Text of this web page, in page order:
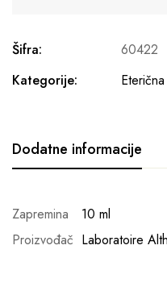
Šifra:
60422
Kategorije:
Dodatne informacije
Zapremina
10 ml
Proizvođač Laboratoire